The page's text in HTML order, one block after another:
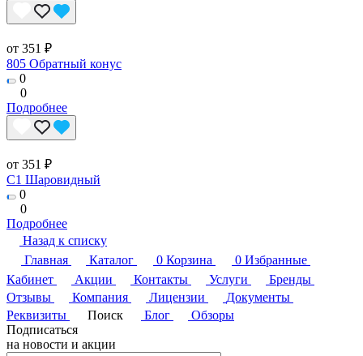
от 351 ₽
805 Обратный конус
0
0
Подробнее
от 351 ₽
C1 Шаровидный
0
0
Подробнее
Назад к списку
Главная
Каталог 0 Корзина 0 Избранные
Кабинет
Акции Контакты Услуги
Бренды
Отзывы
Компания Лицензии
Документы
Реквизиты
Поиск Блог
Обзоры
Подписаться
на новости и акции